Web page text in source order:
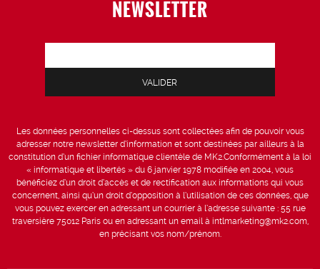
NEWSLETTER
Les données personnelles ci-dessus sont collectées afin de pouvoir vous
adresser notre newsletter d’information et sont destinées par ailleurs à la
constitution d’un fichier informatique clientèle de MK2.Conformément à la loi
« informatique et libertés » du 6 janvier 1978 modifiée en 2004, vous
bénéficiez d’un droit d’accès et de rectification aux informations qui vous
concernent, ainsi qu’un droit d’opposition à l’utilisation de ces données, que
vous pouvez exercer en adressant un courrier à l’adresse suivante : 55 rue
traversière 75012 Paris ou en adressant un email à intlmarketing@mk2.com,
en précisant vos nom/prénom.